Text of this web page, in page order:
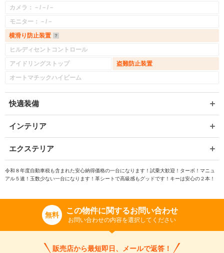
カメラ：－/－/－
モニター：－/－
横滑り防止装置
ヒルディセントコントロール
アイドリングストップ
盗難防止装置
オートマチックハイビーム
快適装備
インテリア
エクステリア
令和８年度自動車税も含まれた安心納得価格の一台になります！試乗大歓迎！ターボ！マニュ
アル５速！玉数少ない一台になります！革シートで高級感もグッドです！キーは安心の２本！
無料 この物件に関するお問い合わせ
お問い合わせの内容を選択してください
販売店から最短即日、メールで返答！